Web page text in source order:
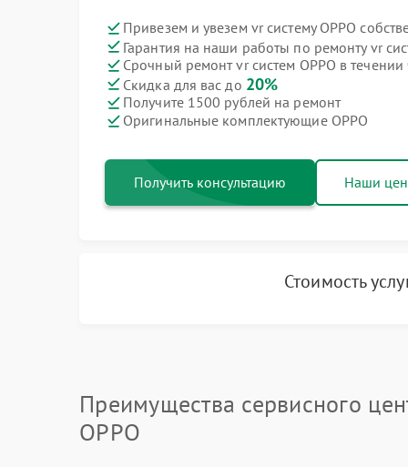
Привезем и увезем vr систему OPPO
Гарантия на наши работы по ремонту vr
Срочный ремонт vr систем OPPO в течении
Скидка для вас до 20%
Получите 1500 рублей на ремонт
Оригинальные комплектующие OPPO
Получить консультацию Наши
Стоимость
Преимущества сервисного
OPPO